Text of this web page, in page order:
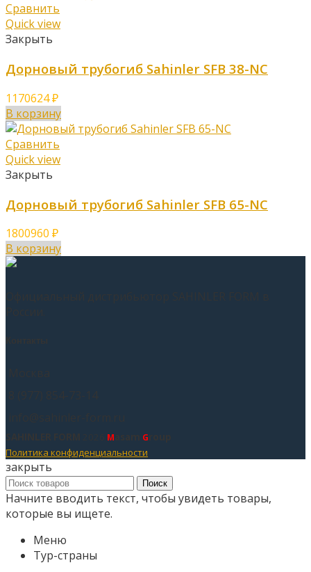
Сравнить
Quick view
Закрыть
Дорновый трубогиб Sahinler SFB 38-NC
1170624₽
В корзину
Сравнить
Quick view
Закрыть
Дорновый трубогиб Sahinler SFB 65-NC
1800960 ₽
В корзину
M G
Политика конфиденциальности
закрыть
Поиск
Начните вводить текст, чтобы увидеть товары,
которые вы ищете.
Меню
Тур-страны